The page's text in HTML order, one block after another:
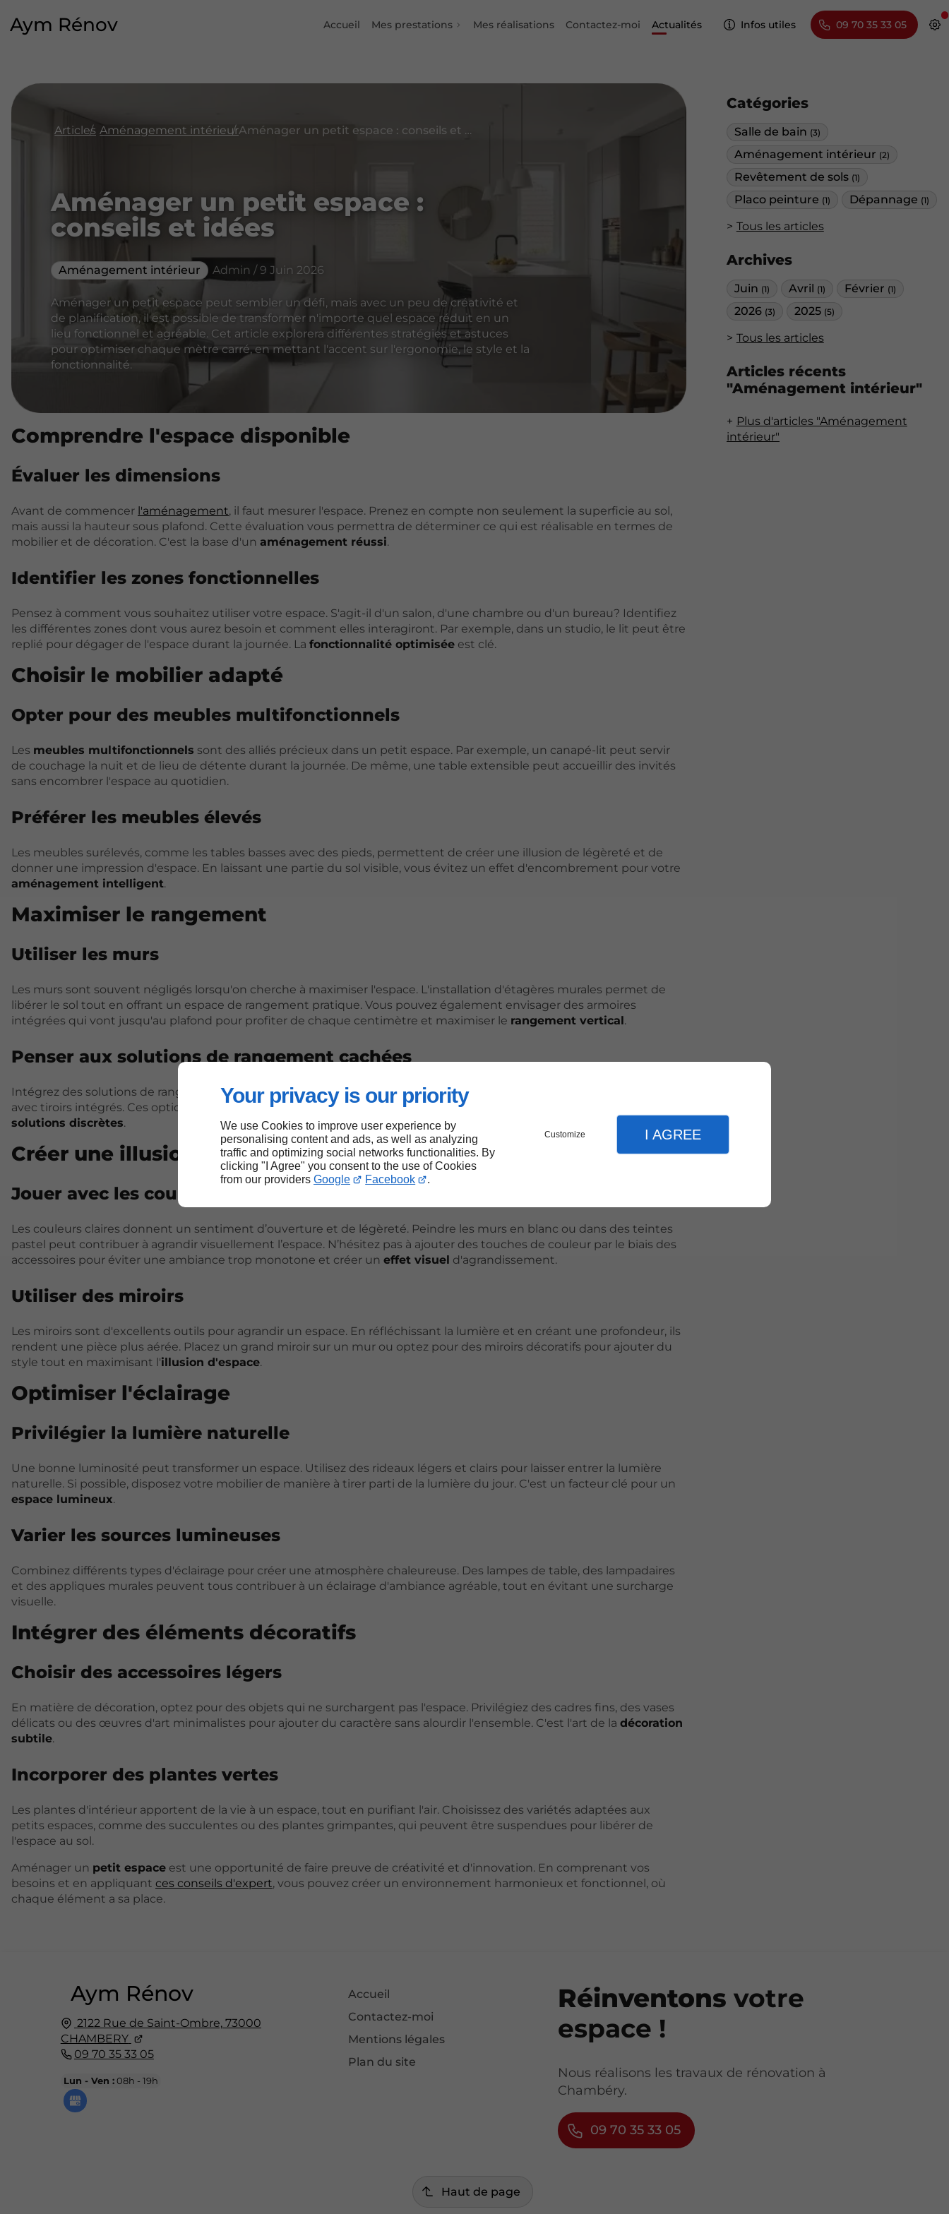
Your privacy is our priority
We use Cookies to improve user experience by
personalising content and ads, as well as analyzing
traffic and optimizing social networks functionalities. By
clicking "I Agree" you consent to the use of Cookies
from our providers Google Facebook .
Customize I AGREE
Aym Rénov Accueil Mes prestations Mes réalisations Contactez-moi Actualités Infos utiles 09 70 35 33 05
Catégories
Salle de bain (3)
Aménagement intérieur (2)
Revêtement de sols (1)
Placo peinture (1) Dépannage (1)
Tous les articles
Archives
Juin (1) Avril (1) Février (1)
2026 (3) 2025 (5)
Tous les articles
Articles récents
"Aménagement intérieur"
Plus d'articles "Aménagement
intérieur"
Articles Aménagement intérieur Aménager un petit espace : conseils et idées
Aménager un petit espace :
conseils et idées
Aménagement intérieur Admin / 9 Juin 2026
Aménager un petit espace peut sembler un défi, mais avec un peu de créativité et
de planification, il est possible de transformer n'importe quel espace réduit en un
lieu fonctionnel et agréable. Cet article explorera différentes stratégies et astuces
pour optimiser chaque mètre carré, en mettant l'accent sur l'ergonomie, le style et la
fonctionnalité.
Comprendre l'espace disponible
Évaluer les dimensions
Avant de commencer l'aménagement, il faut mesurer l'espace. Prenez en compte non seulement la superficie au sol,
mais aussi la hauteur sous plafond. Cette évaluation vous permettra de déterminer ce qui est réalisable en termes de
mobilier et de décoration. C'est la base d'un aménagement réussi.
Identifier les zones fonctionnelles
Pensez à comment vous souhaitez utiliser votre espace. S'agit-il d'un salon, d'une chambre ou d'un bureau? Identifiez
les différentes zones dont vous aurez besoin et comment elles interagiront. Par exemple, dans un studio, le lit peut être
replié pour dégager de l'espace durant la journée. La fonctionnalité optimisée est clé.
Choisir le mobilier adapté
Opter pour des meubles multifonctionnels
Les meubles multifonctionnels sont des alliés précieux dans un petit espace. Par exemple, un canapé-lit peut servir
de couchage la nuit et de lieu de détente durant la journée. De même, une table extensible peut accueillir des invités
sans encombrer l'espace au quotidien.
Préférer les meubles élevés
Les meubles surélevés, comme les tables basses avec des pieds, permettent de créer une illusion de légèreté et de
donner une impression d'espace. En laissant une partie du sol visible, vous évitez un effet d'encombrement pour votre
aménagement intelligent.
Maximiser le rangement
Utiliser les murs
Les murs sont souvent négligés lorsqu'on cherche à maximiser l'espace. L'installation d'étagères murales permet de
libérer le sol tout en offrant un espace de rangement pratique. Vous pouvez également envisager des armoires
intégrées qui vont jusqu'au plafond pour profiter de chaque centimètre et maximiser le rangement vertical.
Penser aux solutions de rangement cachées
Intégrez des solutions de rangement dans votre mobilier, comme des ottomans avec espace de rangement ou des lits
avec tiroirs intégrés. Ces options permettent de garder l’espace organisé tout en préservant un style épuré avec des
solutions discrètes.
Créer une illusion d'espace
Jouer avec les couleurs
Les couleurs claires donnent un sentiment d’ouverture et de légèreté. Peindre les murs en blanc ou dans des teintes
pastel peut contribuer à agrandir visuellement l’espace. N’hésitez pas à ajouter des touches de couleur par le biais des
accessoires pour éviter une ambiance trop monotone et créer un effet visuel d'agrandissement.
Utiliser des miroirs
Les miroirs sont d'excellents outils pour agrandir un espace. En réfléchissant la lumière et en créant une profondeur, ils
rendent une pièce plus aérée. Placez un grand miroir sur un mur ou optez pour des miroirs décoratifs pour ajouter du
style tout en maximisant l'illusion d'espace.
Optimiser l'éclairage
Privilégier la lumière naturelle
Une bonne luminosité peut transformer un espace. Utilisez des rideaux légers et clairs pour laisser entrer la lumière
naturelle. Si possible, disposez votre mobilier de manière à tirer parti de la lumière du jour. C'est un facteur clé pour un
espace lumineux.
Varier les sources lumineuses
Combinez différents types d'éclairage pour créer une atmosphère chaleureuse. Des lampes de table, des lampadaires
et des appliques murales peuvent tous contribuer à un éclairage d'ambiance agréable, tout en évitant une surcharge
visuelle.
Intégrer des éléments décoratifs
Choisir des accessoires légers
En matière de décoration, optez pour des objets qui ne surchargent pas l'espace. Privilégiez des cadres fins, des vases
délicats ou des œuvres d'art minimalistes pour ajouter du caractère sans alourdir l'ensemble. C'est l'art de la décoration
subtile.
Incorporer des plantes vertes
Les plantes d'intérieur apportent de la vie à un espace, tout en purifiant l'air. Choisissez des variétés adaptées aux
petits espaces, comme des succulentes ou des plantes grimpantes, qui peuvent être suspendues pour libérer de
l'espace au sol.
Aménager un petit espace est une opportunité de faire preuve de créativité et d'innovation. En comprenant vos
besoins et en appliquant ces conseils d'expert, vous pouvez créer un environnement harmonieux et fonctionnel, où
chaque élément a sa place.
Aym Rénov
2122 Rue de Saint-Ombre, 73000
CHAMBERY
09 70 35 33 05
Lun - Ven :08h - 19h
Accueil
Contactez-moi
Mentions légales
Plan du site
Réinventonsvotre
espace !
Nous réalisons les travaux de rénovation à
Chambéry.
09 70 35 33 05
Haut de page